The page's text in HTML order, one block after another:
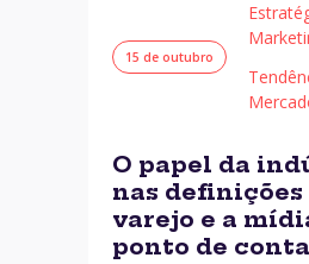
15 de outubro
O papel da
nas definições
varejo e a
ponto de